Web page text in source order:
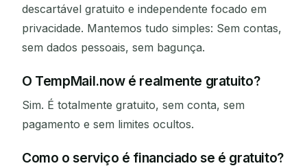
descartável gratuito e independente focado em
privacidade. Mantemos tudo simples: Sem contas,
sem dados pessoais, sem bagunça.
O TempMail.now é realmente gratuito?
Sim. É totalmente gratuito, sem conta, sem
pagamento e sem limites ocultos.
Como o serviço é financiado se é gratuito?